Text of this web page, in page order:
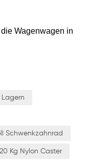
Wagenwagen in
Schwenkzahnrad
Kg Nylon Caster